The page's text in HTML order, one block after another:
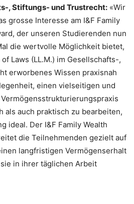
, Stiftungs- und Trustrecht: «Wir
grosse Interesse am I&F Family
der unseren Studierenden nun
die wertvolle Möglichkeit bietet,
Laws (LL.M.) im Gesellschafts-,
erworbenes Wissen praxisnah
einen vielseitigen und
als auch praktisch zu bearbeiten,
ideal. Der I&F Family Wealth
die Teilnehmenden gezielt auf
langfristigen Vermögenserhalt
in ihrer täglichen Arbeit